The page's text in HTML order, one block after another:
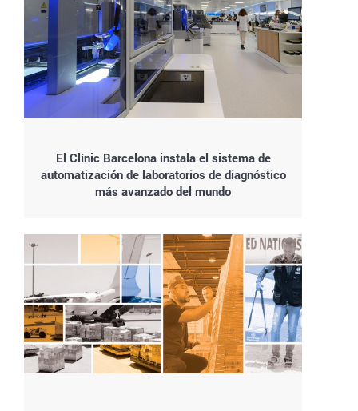
El Clínic Barcelona instala el sistema de
automatización de laboratorios de diagnóstico
más avanzado del mundo